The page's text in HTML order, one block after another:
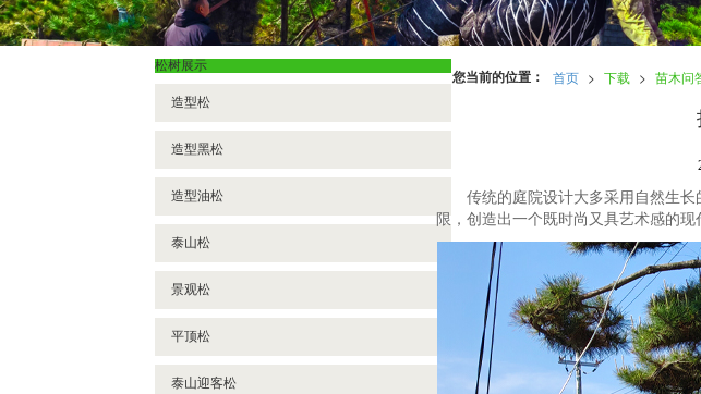
您当前的位置： 首页 > 下载 > 苗木问
传统的庭院设计大多采用自然生
限，创造出一个既时尚又具艺术感的现
松树展示
造型松
造型黑松
造型油松
泰山松
景观松
平顶松
泰山迎客松